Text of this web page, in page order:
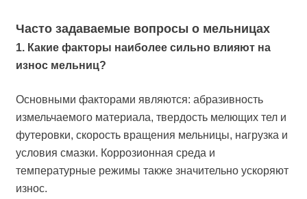
Часто задаваемые вопросы о мельницах
1. Какие факторы наиболее сильно влияют на
износ мельниц?
Основными факторами являются: абразивность
измельчаемого материала, твердость мелющих тел и
футеровки, скорость вращения мельницы, нагрузка и
условия смазки. Коррозионная среда и
температурные режимы также значительно ускоряют
износ.